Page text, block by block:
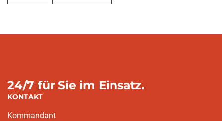
24/7 für Sie im Einsatz.
KONTAKT
Kommandant